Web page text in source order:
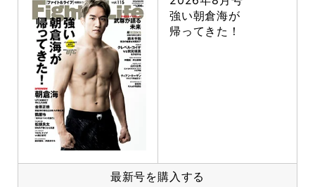
強い朝倉海が
帰ってきた！
最新号を購入する